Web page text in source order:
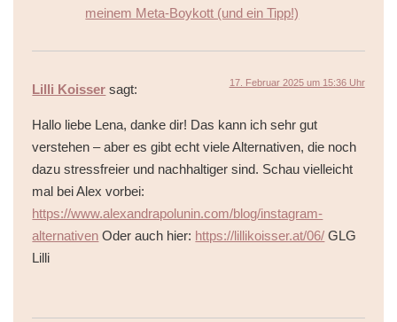
meinem Meta-Boykott (und ein Tipp!)
Lilli Koisser sagt: 17. Februar 2025 um 15:36 Uhr
Hallo liebe Lena, danke dir! Das kann ich sehr gut
verstehen – aber es gibt echt viele Alternativen, die noch
dazu stressfreier und nachhaltiger sind. Schau vielleicht
mal bei Alex vorbei:
https://www.alexandrapolunin.com/blog/instagram-
alternativen Oder auch hier: https://lillikoisser.at/06/ GLG
Lilli